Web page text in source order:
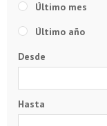
Último mes
Último año
Desde
Hasta